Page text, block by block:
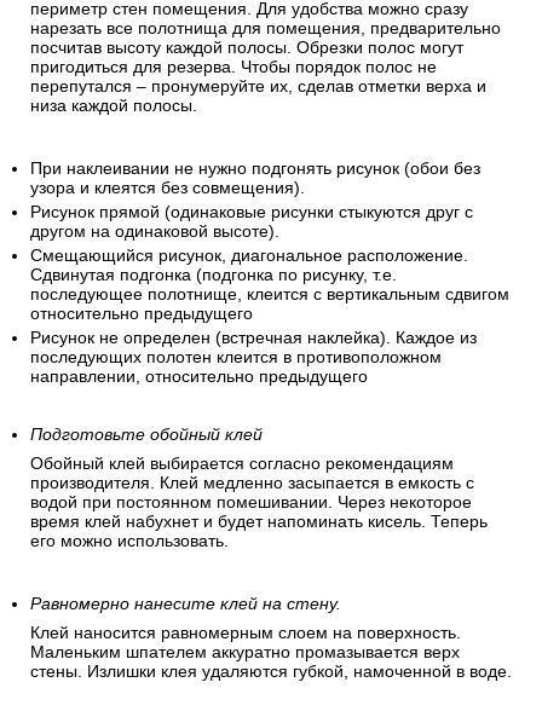
периметр стен помещения. Для удобства можно сразу
нарезать все полотнища для помещения, предварительно
посчитав высоту каждой полосы. Обрезки полос могут
пригодиться для резерва. Чтобы порядок полос не
перепутался – пронумеруйте их, сделав отметки верха и
низа каждой полосы.
При наклеивании не нужно подгонять рисунок (обои без
узора и клеятся без совмещения).
Рисунок прямой (одинаковые рисунки стыкуются друг с
другом на одинаковой высоте).
Смещающийся рисунок, диагональное расположение.
Сдвинутая подгонка (подгонка по рисунку, т.е.
последующее полотнище, клеится с вертикальным сдвигом
относительно предыдущего
Рисунок не определен (встречная наклейка). Каждое из
последующих полотен клеится в противоположном
направлении, относительно предыдущего
Подготовьте обойный клей
Обойный клей выбирается согласно рекомендациям
производителя. Клей медленно засыпается в емкость с
водой при постоянном помешивании. Через некоторое
время клей набухнет и будет напоминать кисель. Теперь
его можно использовать.
Равномерно нанесите клей на стену.
Клей наносится равномерным слоем на поверхность.
Маленьким шпателем аккуратно промазывается верх
стены. Излишки клея удаляются губкой, намоченной в воде.